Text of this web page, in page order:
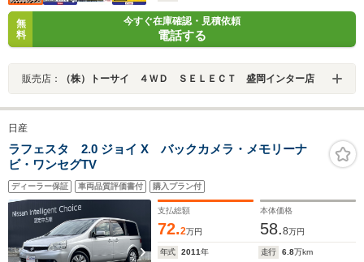
無
料
今すぐ在庫確認・見積依頼
電話する
販売店： （株）トーサイ ４ＷＤ ＳＥＬＥＣＴ 盛岡インター店
日産
ラフェスタ 2.0 ジョイ X バックカメラ・メモリーナ
ビ・ワンセグTV
ディーラー保証 車両品質評価書付 購入プラン付
支払総額
72.2万円
本体価格
58.8万円
年式 2011年 走行 6.8万km